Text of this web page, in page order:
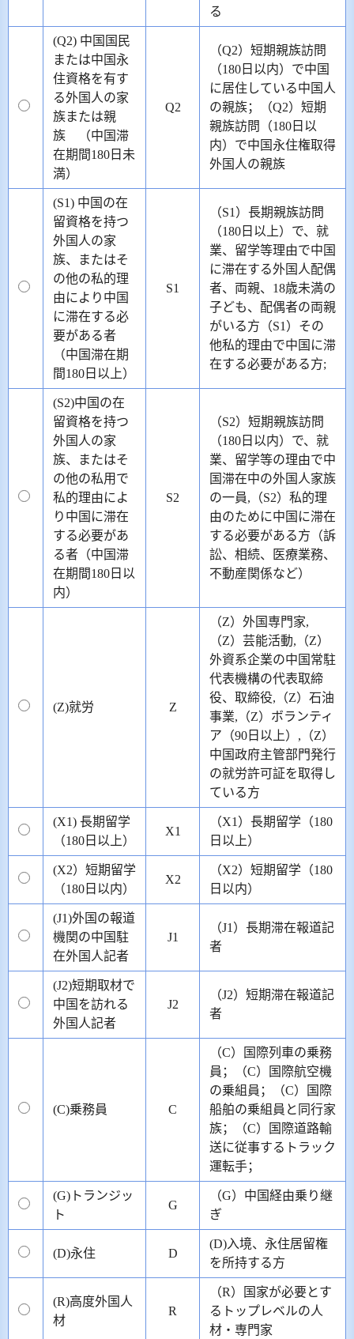
る
(Q2) 中国国民
または中国永
住資格を有す
る外国人の家
族または親
族 （中国滞
在期間180日未
満）
Q2
（Q2）短期親族訪問
（180日以内）で中国
に居住している中国人
の親族；（Q2）短期
親族訪問（180日以
内）で中国永住権取得
外国人の親族
(S1) 中国の在
留資格を持つ
外国人の家
族、またはそ
の他の私的理
由により中国
に滞在する必
要がある者
（中国滞在期
間180日以上）
S1
（S1）長期親族訪問
（180日以上）で、就
業、留学等理由で中国
に滞在する外国人配偶
者、両親、18歳未満の
子ども、配偶者の両親
がいる方（S1）その
他私的理由で中国に滞
在する必要がある方;
(S2)中国の在
留資格を持つ
外国人の家
族、またはそ
の他の私用で
私的理由によ
り中国に滞在
する必要があ
る者（中国滞
在期間180日以
内）
S2
（S2）短期親族訪問
（180日以内）で、就
業、留学等の理由で中
国滞在中の外国人家族
の一員,（S2）私的理
由のために中国に滞在
する必要がある方（訴
訟、相続、医療業務、
不動産関係など）
(Z)就労 Z
（Z）外国専門家,
（Z）芸能活動,（Z）
外資系企業の中国常駐
代表機構の代表取締
役、取締役,（Z）石油
事業,（Z）ボランティ
ア（90日以上）,（Z）
中国政府主管部門発行
の就労許可証を取得し
ている方
(X1) 長期留学
（180日以上）
X1
（X1）長期留学（180
日以上）
(X2）短期留学
（180日以内）
X2
（X2）短期留学（180
日以内）
(J1)外国の報道
機関の中国駐
在外国人記者
J1
（J1）長期滞在報道記
者
(J2)短期取材で
中国を訪れる
外国人記者
J2
（J2）短期滞在報道記
者
(C)乗務員 C
（C）国際列車の乗務
員；（C）国際航空機
の乗組員；（C）国際
船舶の乗組員と同行家
族；（C）国際道路輸
送に従事するトラック
運転手；
(G)トランジッ
ト
G
（G）中国経由乗り継
ぎ
(D)永住 D
(D)入境、永住居留権
を所持する方
(R)高度外国人
材
R
（R）国家が必要とす
るトップレベルの人
材・専門家